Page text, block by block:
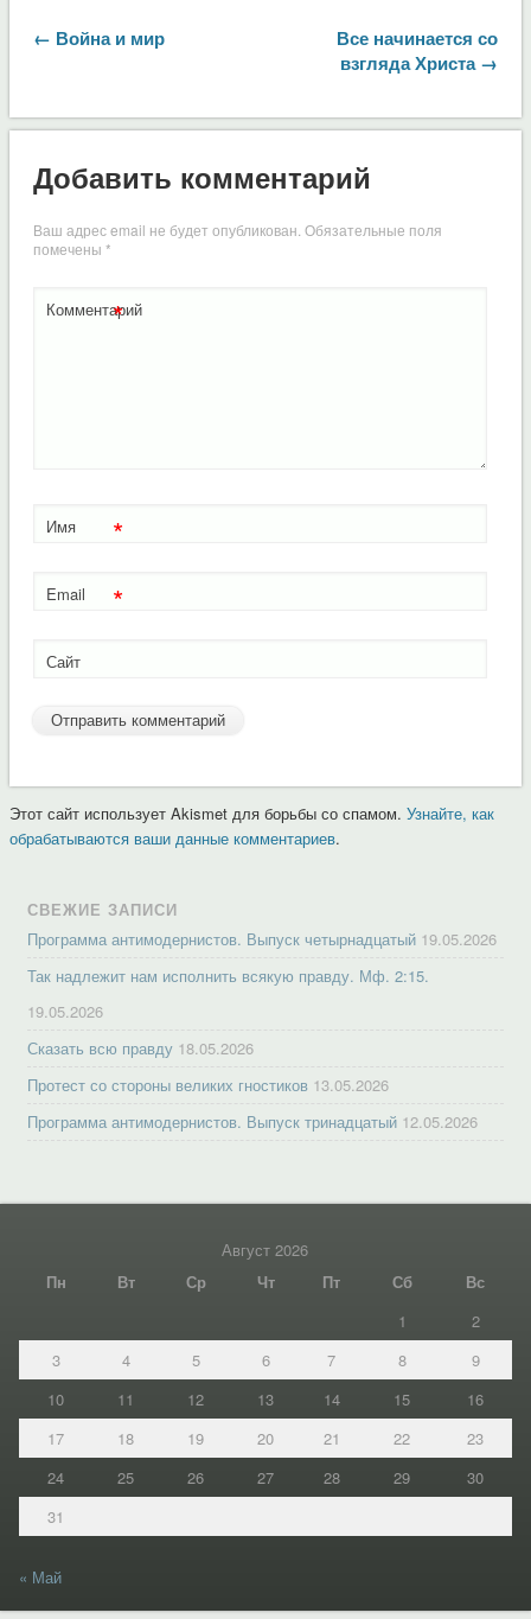
← Война и мир
Все начинается со
взгляда Христа →
Добавить комментарий
Ваш адрес email не будет опубликован.Обязательные поля
помечены *
Комментарий
*
Имя *
Email *
Сайт
Этот сайт использует Akismet для борьбы со спамом. Узнайте, как
обрабатываются ваши данные комментариев.
СВЕЖИЕ ЗАПИСИ
Программа антимодернистов. Выпуск четырнадцатый 19.05.2026
Так надлежит нам исполнить всякую правду. Мф. 2:15.
19.05.2026
Сказать всю правду 18.05.2026
Протест со стороны великих гностиков 13.05.2026
Программа антимодернистов. Выпуск тринадцатый 12.05.2026
Август 2026
Пн
Вт Ср Чт Пт Сб
Вс
1
2
3
4 5 6 7 8
9
10
11 12 13 14 15
16
17
18 19 20 21 22
23
24
25 26 27 28 29
30
31
« Май